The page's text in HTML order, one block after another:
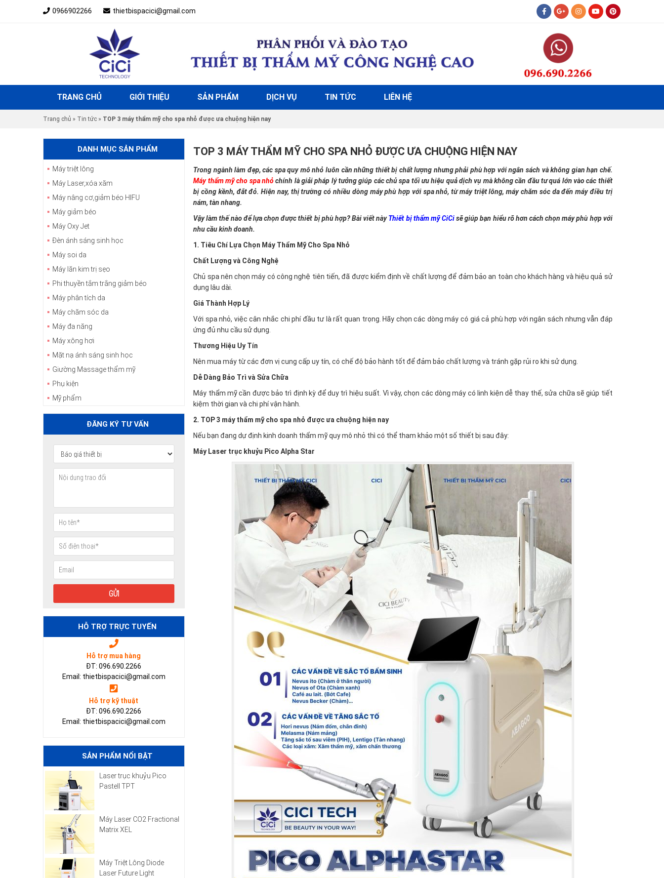
0966902266 thietbispacici@gmail.com
TRANG CHỦ GIỚI THIỆU SẢN PHẨM DỊCH VỤ TIN TỨC LIÊN HỆ
Trang chủ » Tin tức » TOP 3 máy thẩm mỹ cho spa nhỏ được ưa chuộng hiện nay
TOP 3 MÁY THẨM MỸ CHO SPA NHỎ ĐƯỢC ƯA CHUỘNG HIỆN NAY
Trong ngành làm đẹp, các spa quy mô nhỏ luôn cần những thiết bị chất lượng nhưng phải phù hợp với ngân sách và không gian hạn chế.
Máy thẩm mỹ cho spa nhỏchính là giải pháp lý tưởng giúp các chủ spa tối ưu hiệu quả dịch vụ mà không cần đầu tư quá lớn vào các thiết
bị cồng kềnh, đắt đỏ. Hiện nay, thị trường có nhiều dòng máy phù hợp với spa nhỏ, từ máy triệt lông, máy chăm sóc da đến máy điều trị
nám, tàn nhang.
Vậy làm thế nào để lựa chọn được thiết bị phù hợp? Bài viết nàyThiết bị thẩm mỹ CiCisẽ giúp bạn hiểu rõ hơn cách chọn máy phù hợp với
nhu cầu kinh doanh.
1. Tiêu Chí Lựa Chọn Máy Thẩm Mỹ Cho Spa Nhỏ
Chất Lượng và Công Nghệ
Chủ spa nên chọn máy có công nghệ tiên tiến, đã được kiểm định về chất lượng để đảm bảo an toàn cho khách hàng và hiệu quả sử
dụng lâu dài.
Giá Thành Hợp Lý
Với spa nhỏ, việc cân nhắc chi phí đầu tư là rất quan trọng. Hãy chọn các dòng máy có giá cả phù hợp với ngân sách nhưng vẫn đáp
ứng đủ nhu cầu sử dụng.
Thương Hiệu Uy Tín
Nên mua máy từ các đơn vị cung cấp uy tín, có chế độ bảo hành tốt để đảm bảo chất lượng và tránh gặp rủi ro khi sử dụng.
Dễ Dàng Bảo Trì và Sửa Chữa
Máy thẩm mỹ cần được bảo trì định kỳ để duy trì hiệu suất. Vì vậy, chọn các dòng máy có linh kiện dễ thay thế, sửa chữa sẽ giúp tiết
kiệm thời gian và chi phí vận hành.
2. TOP 3 máy thẩm mỹ cho spa nhỏ được ưa chuộng hiện nay
Nếu bạn đang dự định kinh doanh thẩm mỹ quy mô nhỏ thì có thể tham khảo một số thiết bị sau đây:
Máy Laser trục khuỷu Pico Alpha Star
DANH MỤC SẢN PHẨM
Máy triệt lông
Máy Laser,xóa xăm
Máy nâng cơ,giảm béo HIFU
Máy giảm béo
Máy Oxy Jet
Đèn ánh sáng sinh học
Máy soi da
Máy lăn kim trị sẹo
Phi thuyền tắm trắng giảm béo
Máy phân tích da
Máy chăm sóc da
Máy đa năng
Máy xông hơi
Mặt nạ ánh sáng sinh học
Giường Massage thẩm mỹ
Phụ kiện
Mỹ phẩm
ĐĂNG KÝ TƯ VẤN
HỖ TRỢ TRỰC TUYẾN
Hỗ trợ mua hàng
ĐT: 096.690.2266
Email: thietbispacici@gmail.com
Hỗ trợ kỹ thuật
ĐT: 096.690.2266
Email: thietbispacici@gmail.com
SẢN PHẨM NỔI BẬT
Laser trục khuỷu Pico
Pastell TPT
Máy Laser CO2 Fractional
Matrix XEL
Máy Triệt Lông Diode
Laser Future Light